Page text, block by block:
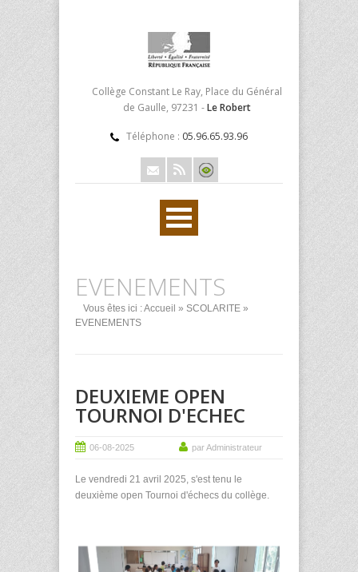
Collège Constant Le Ray, Place du Général
de Gaulle, 97231 -Le Robert
Téléphone : 05.96.65.93.96
EVENEMENTS
Vous êtes ici :Accueil » SCOLARITE »
EVENEMENTS
DEUXIEME OPEN
TOURNOI D'ECHEC
06-08-2025 par Administrateur
Le vendredi 21 avril 2025, s'est tenu le
deuxième open Tournoi d'échecs du collège.